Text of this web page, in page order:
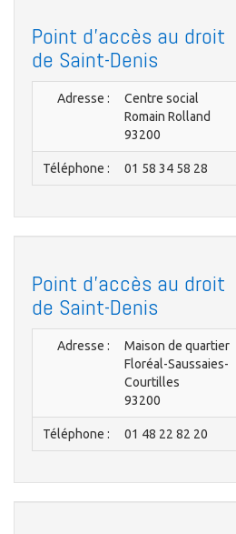
Point d'accès au droit
de Saint-Denis
Adresse :
Centre social
Romain Rolland
93200
Téléphone : 01 58 34 58 28
Point d'accès au droit
de Saint-Denis
Adresse :
Maison de quartier
Floréal-Saussaies-
Courtilles
93200
Téléphone : 01 48 22 82 20